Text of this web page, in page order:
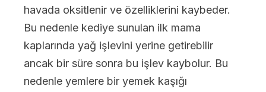
havada oksitlenir ve özelliklerini kaybeder.
Bu nedenle kediye sunulan ilk mama
kaplarında yağ işlevini yerine getirebilir
ancak bir süre sonra bu işlev kaybolur. Bu
nedenle yemlere bir yemek kaşığı